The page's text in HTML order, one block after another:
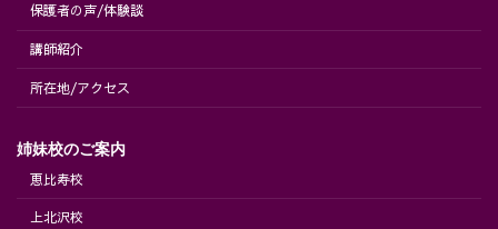
保護者の声/体験談
講師紹介
所在地/アクセス
姉妹校のご案内
恵比寿校
上北沢校